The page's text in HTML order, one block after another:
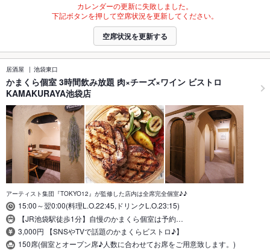
カレンダーの更新に失敗しました。
下記ボタンを押して空席状況を更新してください。
空席状況を更新する
居酒屋 池袋東口
かまくら個室 3時間飲み放題 肉×チーズ×ワイン ビストロ
KAMAKURAYA池袋店
アーティスト集団『TOKYO12』が監修した店内は全席完全個室♪♪
15:00～翌0:00(料理L.O.22:45,ドリンクL.O.23:15)
【JR池袋駅徒歩1分】自慢のかまくら個室は予約…
3,000円 【SNSやTVで話題のかまくらビストロ♪】
150席(個室とオープン席♪人数に合わせてお席をご用意致します。)